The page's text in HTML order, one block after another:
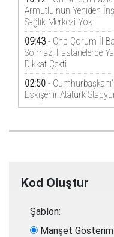
Kod Oluştur
Şablon:
Manşet Gösterim